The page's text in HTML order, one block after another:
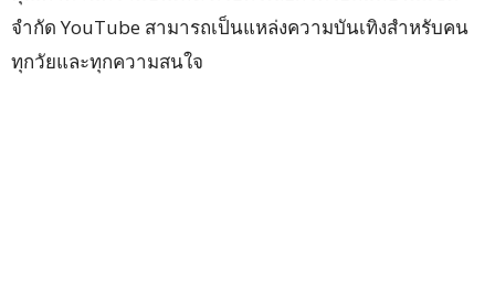
จำกัด YouTube สามารถเป็นแหล่งความบันเทิงสำหรับคน
ทุกวัยและทุกความสนใจ